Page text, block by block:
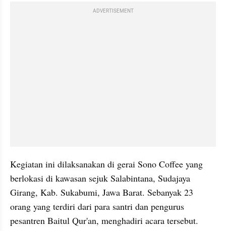
ADVERTISEMENT
Kegiatan ini dilaksanakan di gerai Sono Coffee yang
berlokasi di kawasan sejuk Salabintana, Sudajaya
Girang, Kab. Sukabumi, Jawa Barat. Sebanyak 23
orang yang terdiri dari para santri dan pengurus
pesantren Baitul Qur'an, menghadiri acara tersebut.